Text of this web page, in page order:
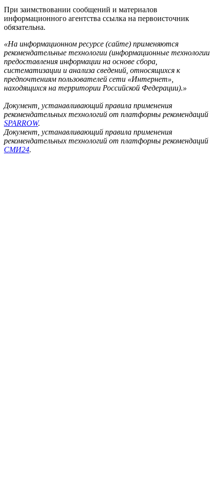
При заимствовании сообщений и материалов
информационного агентства ссылка на первоисточник
обязательна.
«На информационном ресурсе (сайте) применяются
рекомендательные технологии (информационные технологии
предоставления информации на основе сбора,
систематизации и анализа сведений, относящихся к
предпочтениям пользователей сети «Интернет»,
находящихся на территории Российской Федерации).»
Документ, устанавливающий правила применения
рекомендательных технологий от платформы рекомендаций
SPARROW.
Документ, устанавливающий правила применения
рекомендательных технологий от платформы рекомендаций
СМИ24.